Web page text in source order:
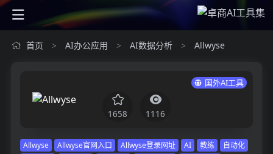
首页 > AI办公应用 > AI数据分析 > Allwyse
国外AI工具
1658 1116
Allwyse Allwyse官网入口 Allwyse登录网址 AI 教练
自动化